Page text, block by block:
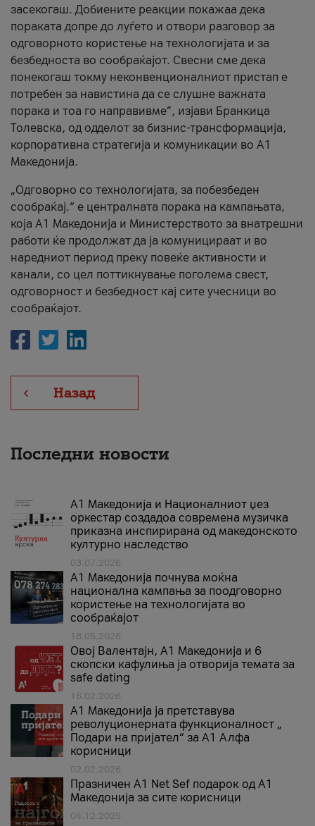
засекогаш. Добиените реакции покажаа дека
пораката допре до луѓето и отвори разговор за
одговорното користење на технологијата и за
безбедноста во сообраќајот. Свесни сме дека
понекогаш токму неконвенционалниот пристап е
потребен за навистина да се слушне важната
порака и тоа го направивме”, изјави Бранкица
Толевска, од одделот за бизнис-трансформација,
корпоративна стратегија и комуникации во А1
Македонија.
„Одговорно со технологијата, за побезбеден
сообраќај.“ е централната порака на кампањата,
која A1 Македонија и Министерството за внатрешни
работи ќе продолжат да ја комуницираат и во
наредниот период преку повеќе активности и
канали, со цел поттикнување поголема свест,
одговорност и безбедност кај сите учесници во
сообраќајот.
Назад
Последни новости
А1 Македонија и Националниот џез
оркестар создадоа современа музичка
приказна инспирирана од македонското
културно наследство
03.07.2026
A1 Македонија почнува моќна
национална кампања за поодговорно
користење на технологијата во
сообраќајот
18.05.2026
Овој Валентајн, A1 Македонија и 6
скопски кафулиња ја отворија темата за
safe dating
16.02.2026
А1 Македонија ја претставува
револуционерната функционалност „
Подари на пријател“ за А1 Алфа
корисници
02.02.2026
Празничен A1 Net Sеf подарок од А1
Македонија за сите корисници
04.12.2025